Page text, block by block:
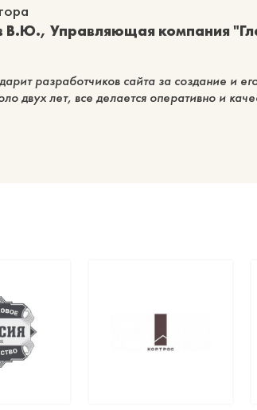
В.Ю., Управляющая компания
разработчиков сайта за создание и
двух лет, все делается оперативно и